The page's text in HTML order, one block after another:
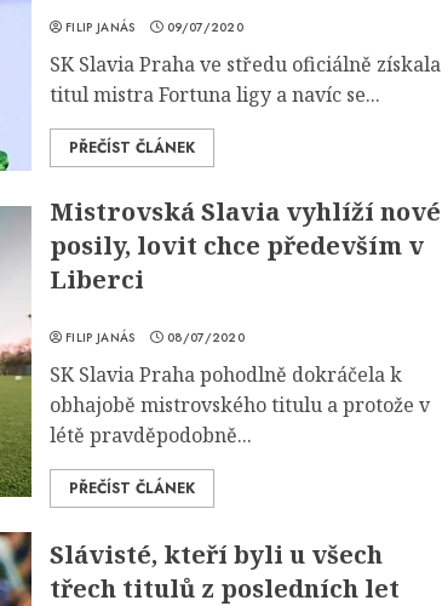
FILIP JANÁS 09/07/2020
SK Slavia Praha ve středu oficiálně získala
titul mistra Fortuna ligy a navíc se...
PŘEČÍST ČLÁNEK
Mistrovská Slavia vyhlíží nové
posily, lovit chce především v
Liberci
FILIP JANÁS 08/07/2020
SK Slavia Praha pohodlně dokráčela k
obhajobě mistrovského titulu a protože v
létě pravděpodobně...
PŘEČÍST ČLÁNEK
Slávisté, kteří byli u všech
třech titulů z posledních let